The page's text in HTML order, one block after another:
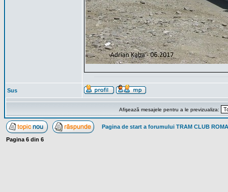
Sus
Afişează mesajele pentru a le previzualiza:
Pagina de start a forumului TRAM CLUB
Pagina 6 din 6